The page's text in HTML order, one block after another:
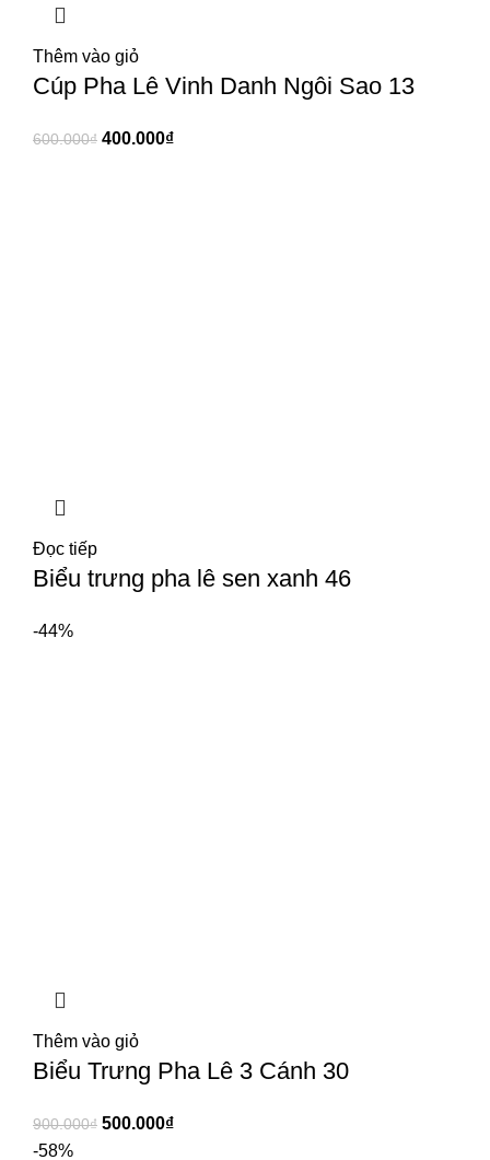
Thêm vào giỏ
Cúp Pha Lê Vinh Danh Ngôi Sao 13
600.000₫ 400.000₫
Đọc tiếp
Biểu trưng pha lê sen xanh 46
-44%
Thêm vào giỏ
Biểu Trưng Pha Lê 3 Cánh 30
900.000₫ 500.000₫
-58%